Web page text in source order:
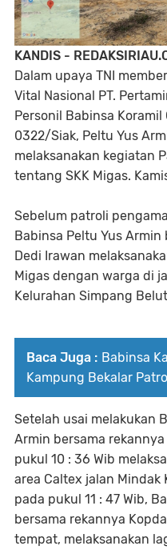
KANDIS -
Dalam upaya TNI
Vital Nasional PT.
Personil Babinsa
0322/Siak, Peltu Yus
melaksanakan kegiatan
tentang SKK Migas.
Sebelum patroli
Babinsa Peltu Yus
Dedi Irawan
Migas dengan warga di
Kelurahan Simpang
Baca Juga : Babinsa
Kampung Bekalar
Setelah usai melakukan
Armin bersama
pukul 10 : 36 Wib
area Caltex jalan
pada pukul 11 : 47 Wib,
bersama rekannya
tempat, melaksanakan